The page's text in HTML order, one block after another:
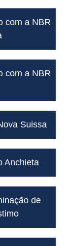
com a NBR
com a NBR
Suissa
Anchieta
de